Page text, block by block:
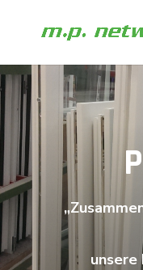
unsere